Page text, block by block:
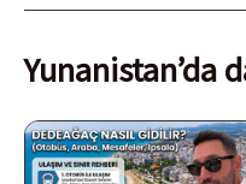
Yunanistan’da